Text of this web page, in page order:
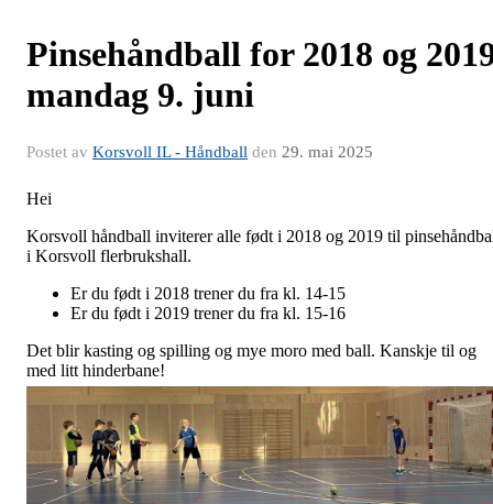
Pinsehåndball for 2018 og
mandag 9. juni
Postet av Korsvoll IL - Håndball den 29. mai 2025
Hei
Korsvoll håndball inviterer alle født i 2018 og 2019 til
i Korsvoll flerbrukshall.
Er du født i 2018 trener du fra kl. 14-15
Er du født i 2019 trener du fra kl. 15-16
Det blir kasting og spilling og mye moro med ball. Kanskje til og
med litt hinderbane!